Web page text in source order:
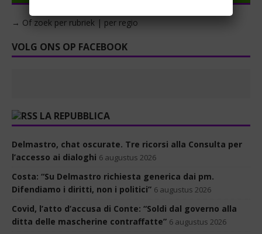
→ Of zoek per rubriek | per regio
VOLG ONS OP FACEBOOK
LA REPUBBLICA
Delmastro, chat oscurate. Tre ricorsi alla Consulta per
l’accesso ai dialoghi 6 augustus 2026
Costa: “Su Delmastro richiesta generica dai pm.
Difendiamo i diritti, non i politici” 6 augustus 2026
Covid, l’atto d’accusa di Conte: “Soldi dal governo alla
ditta delle mascherine contraffatte” 6 augustus 2026